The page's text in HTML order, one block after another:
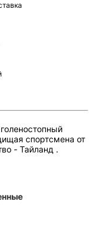
спортсмена от
- Тайланд .